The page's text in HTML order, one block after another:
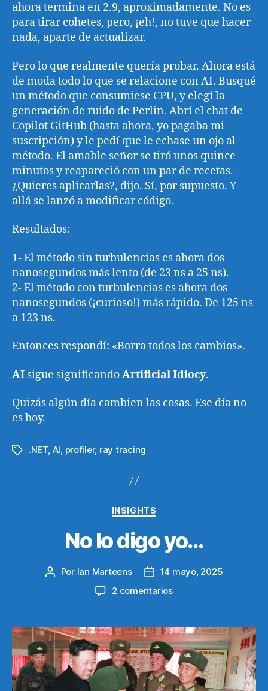
ahora termina en 2.9, aproximadamente. No es
para tirar cohetes, pero, ¡eh!, no tuve que hacer
nada, aparte de actualizar.
Pero lo que realmente quería probar. Ahora está
de moda todo lo que se relacione con AI. Busqué
un método que consumiese CPU, y elegí la
generación de ruido de Perlin. Abrí el chat de
Copilot GitHub (hasta ahora, yo pagaba mi
suscripción) y le pedí que le echase un ojo al
método. El amable señor se tiró unos quince
minutos y reapareció con un par de recetas.
¿Quieres aplicarlas?, dijo. Sí, por supuesto. Y
allá se lanzó a modificar código.
Resultados:
1- El método sin turbulencias es ahora dos
nanosegundos más lento (de 23 ns a 25 ns).
2- El método con turbulencias es ahora dos
nanosegundos (¡curioso!) más rápido. De 125 ns
a 123 ns.
Entonces respondí: «Borra todos los cambios».
AI sigue significandoArtificial Idiocy.
Quizás algún día cambien las cosas. Ese día no
es hoy.
Etiquetas
.NET, AI, profiler, ray tracing
Categorías
INSIGHTS
No lo digo yo…
Autor
Por Ian Marteens
Fecha14 mayo, 2025
2 comentariosen
digo
yo…